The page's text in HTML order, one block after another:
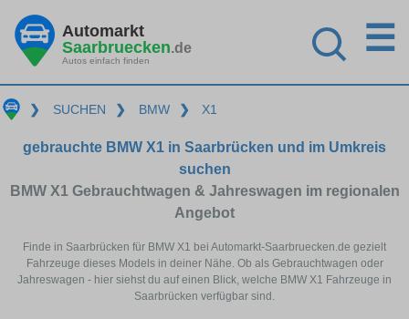
Automarkt
Saarbruecken.de
Autos einfach finden
☰
❯ SUCHEN ❯ BMW ❯ X1
gebrauchte BMW X1 in Saarbrücken und im Umkreis
suchen
BMW X1 Gebrauchtwagen & Jahreswagen im regionalen
Angebot
Finde in Saarbrücken für BMW X1 bei Automarkt-Saarbruecken.de gezielt
Fahrzeuge dieses Models in deiner Nähe. Ob als Gebrauchtwagen oder
Jahreswagen - hier siehst du auf einen Blick, welche BMW X1 Fahrzeuge in
Saarbrücken verfügbar sind.